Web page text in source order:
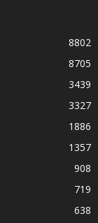
8802
8705
3439
3327
1886
1357
908
719
638